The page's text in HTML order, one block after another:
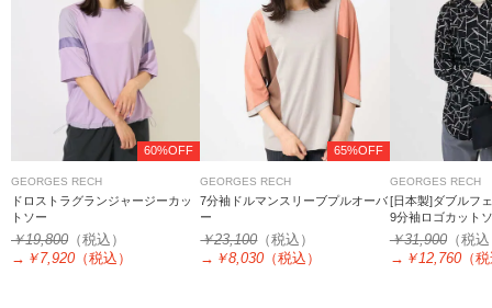
60%OFF
GEORGES RECH
ドロストラグランジャージーカッ
トソー
￥19,800 （税込）
→ ￥7,920 （税込）
65%OFF
GEORGES RECH
7分袖ドルマンスリーブプルオーバ
ー
￥23,100（税込）
→ ￥8,030 （税込）
GEORGES RECH
[日本製]ダブルフ
9分袖ロゴカット
￥31,900（税
→ ￥12,760（